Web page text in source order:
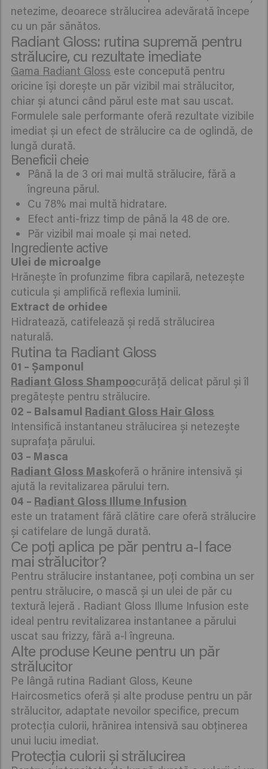
netezime, deoarece strălucirea adevărată începe
cu un păr sănătos.
Radiant Gloss: rutina supremă pentru
strălucire, cu rezultate imediate
Gama Radiant Gloss este concepută pentru
oricine își dorește un păr vizibil mai strălucitor,
chiar și atunci când părul este mat sau uscat.
Formulele sale performante oferă rezultate vizibile
imediat și un efect de strălucire ca de oglindă, de
lungă durată.
Beneficii cheie
Până la de 3 ori mai multă strălucire, fără a
îngreuna părul.
Cu 78% mai multă hidratare.
Efect anti-frizz timp de până la 48 de ore.
Păr vizibil mai moale și mai neted.
Ingrediente active
Hrănește în profunzime fibra capilară, netezește
cuticula și amplifică reflexia luminii.
Hidratează, catifelează și redă strălucirea
naturală.
Rutina ta Radiant Gloss
Radiant Gloss Shampoocurăță delicat părul și îl
pregătește pentru strălucire.
02 – Balsamul Radiant Gloss Hair Gloss
Intensifică instantaneu strălucirea și netezește
suprafața părului.
Radiant Gloss Maskoferă o hrănire intensivă și
ajută la revitalizarea părului tern.
04 – Radiant Gloss Illume Infusion
este un tratament fără clătire care oferă strălucire
și catifelare de lungă durată.
Ce poți aplica pe păr pentru a-l face
mai strălucitor?
Pentru strălucire instantanee, poți combina un ser
pentru strălucire, o mască și un ulei de păr cu
textură lejeră . Radiant Gloss Illume Infusion este
ideal pentru revitalizarea instantanee a părului
uscat sau frizzy, fără a-l îngreuna.
Alte produse Keune pentru un păr
strălucitor
Pe lângă rutina Radiant Gloss, Keune
Haircosmetics oferă și alte produse pentru un păr
strălucitor, adaptate nevoilor specifice, precum
protecția culorii, hrănirea intensivă sau obținerea
unui luciu imediat.
Protecția culorii și strălucirea